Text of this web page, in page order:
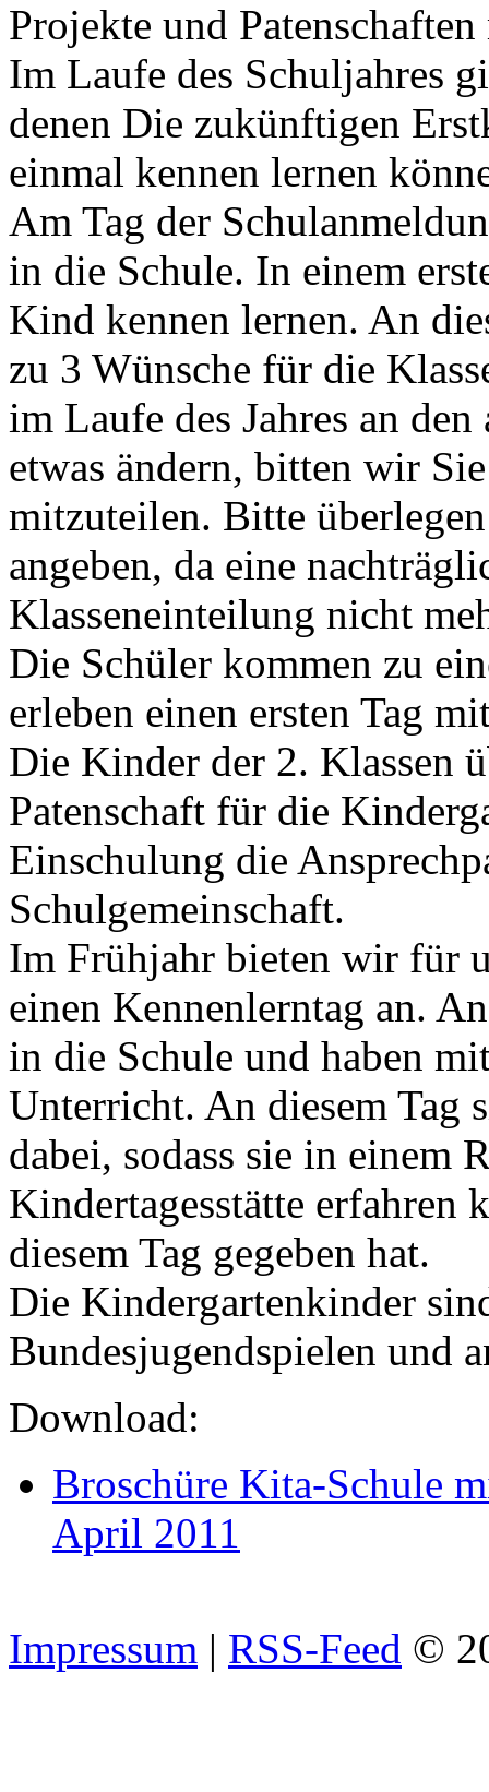
Projekte und
Im Laufe des Schuljahres
denen Die zukünftigen
einmal kennen lernen
Am Tag der
in die Schule. In einem
Kind kennen lernen. An
zu 3 Wünsche für die
im Laufe des Jahres an
etwas ändern, bitten wir
mitzuteilen. Bitte
angeben, da eine
Klasseneinteilung nicht
Die Schüler kommen zu
erleben einen ersten Tag
Die Kinder der 2. Klassen
Patenschaft für die
Einschulung die
Schulgemeinschaft.
Im Frühjahr bieten wir für
einen Kennenlerntag an.
in die Schule und haben
Unterricht. An diesem Tag
dabei, sodass sie in einem
Kindertagesstätte
diesem Tag gegeben hat.
Die Kindergartenkinder
Bundesjugendspielen und
Download:
Broschüre Kita-Schule
April 2011
Impressum | RSS-Feed ©